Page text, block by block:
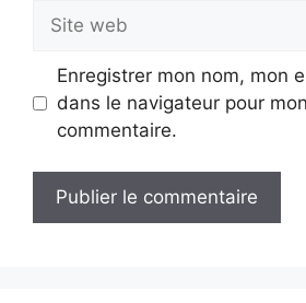
web
Enregistrer mon nom, mon
dans le navigateur pour
commentaire.